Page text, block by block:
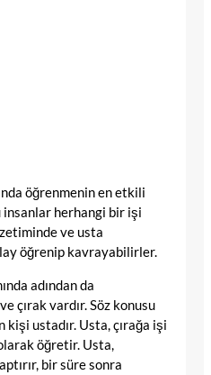
öğrenmenin en etkili
herhangi bir işi
ve usta
öğrenip kavrayabilirler.
adından da
çırak vardır. Söz konusu
ustadır. Usta, çırağa işi
öğretir. Usta,
bir süre sonra